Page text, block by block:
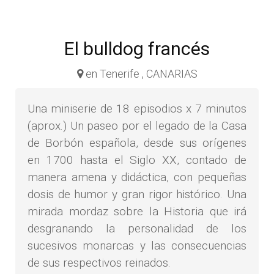
El bulldog francés
en Tenerife , CANARIAS
Una miniserie de 18 episodios x 7 minutos
(aprox.) Un paseo por el legado de la Casa
de Borbón española, desde sus orígenes
en 1700 hasta el Siglo XX, contado de
manera amena y didáctica, con pequeñas
dosis de humor y gran rigor histórico. Una
mirada mordaz sobre la Historia que irá
desgranando la personalidad de los
sucesivos monarcas y las consecuencias
de sus respectivos reinados.